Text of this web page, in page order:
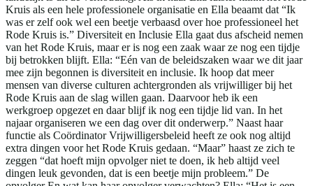
Kruis als een hele professionele organisatie en Ella beaamt dat “Ik
was er zelf ook wel een beetje verbaasd over hoe professioneel het
Rode Kruis is.” Diversiteit en Inclusie Ella gaat dus afscheid nemen
van het Rode Kruis, maar er is nog een zaak waar ze nog een tijdje
bij betrokken blijft. Ella: “Eén van de beleidszaken waar we dit jaar
mee zijn begonnen is diversiteit en inclusie. Ik hoop dat meer
mensen van diverse culturen achtergronden als vrijwilliger bij het
Rode Kruis aan de slag willen gaan. Daarvoor heb ik een
werkgroep opgezet en daar blijf ik nog een tijdje lid van. In het
najaar organiseren we een dag over dit onderwerp.” Naast haar
functie als Coördinator Vrijwilligersbeleid heeft ze ook nog altijd
extra dingen voor het Rode Kruis gedaan. “Maar” haast ze zich te
zeggen “dat hoeft mijn opvolger niet te doen, ik heb altijd veel
dingen leuk gevonden, dat is een beetje mijn probleem.” De